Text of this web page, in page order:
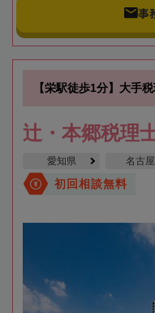
事
【栄駅徒歩1分】大手
辻・本郷税理
愛知県 名古
初回相談無料